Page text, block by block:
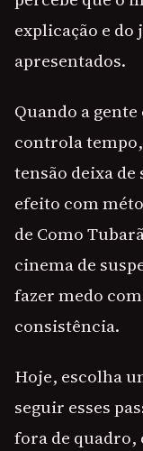
explicação e
apresentados.
Quando a
controla
tensão deixa
efeito com
de Como
cinema de
fazer medo
consistência.
Hoje, escolha
seguir esses
fora de quadro,